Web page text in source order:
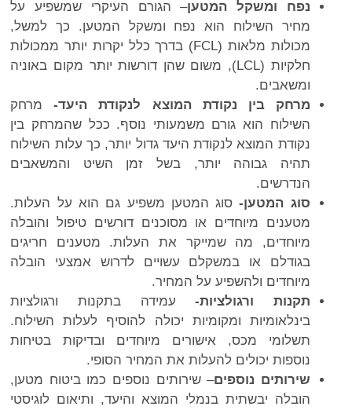
נפח ומשקל המטען– הגורם העיקרי שמשפיע על
מחיר השילוח הוא נפח ומשקל המטען. כך למשל,
מכולות מלאות (FCL) בדרך כלל יקרות יותר ממכולות
חלקיות (LCL), משום שהן דורשות יותר מקום באוניה
ומשאבים.
מרחק בין נקודת המוצא לנקודת היעד-מרחק
השילוח הוא גורם משמעותי נוסף. ככל שהמרחק בין
נקודת המוצא לנקודת היעד גדול יותר, כך עלות השילוח
תהיה גבוהה יותר, בשל זמן השיט והמשאבים
הנדרשים.
סוג המטען- סוג המטען משפיע גם הוא על העלות.
מטענים מיוחדים או מסוכנים דורשים טיפול והובלה
מיוחדים, מה שמייקר את העלות. מטענים חריגים
בגודלם או במשקלם עשויים לדרוש אמצעי הובלה
מיוחדים ולהשפיע על המחיר.
תקנות ורגולציות- עמידה בתקנות ורגולציות
בינלאומיות ומקומיות יכולה להוסיף לעלות השילוח.
תשלומי מכס, אישורים מיוחדים ובדיקות בטיחות
נוספות יכולים להעלות את המחיר הסופי.
שירותים נוספים– שירותים נוספים כמו ביטוח מטען,
הובלה יבשתית בנמלי המוצא והיעד, ותיאום לוגיסטי